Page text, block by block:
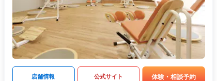
店舗情報 公式サイト 体験・相談予約